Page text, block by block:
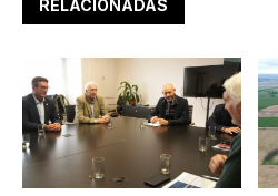
RELACIONADAS